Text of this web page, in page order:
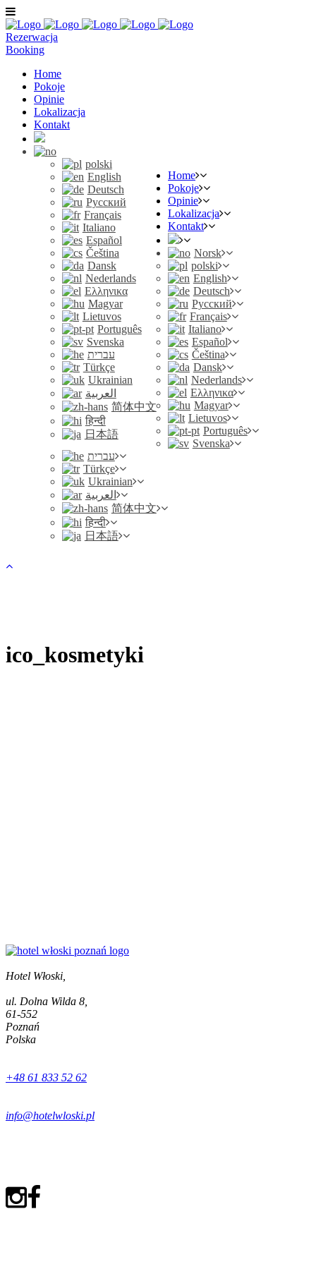
Rezerwacja
Booking
Home
Pokoje
Opinie
Lokalizacja
Kontakt
polski
English
Deutsch
Русский
Français
Italiano
Español
Čeština
Dansk
Nederlands
Ελληνικα
Magyar
Lietuvos
Português
Svenska
עברית
Türkçe
Ukrainian
العربية
简体中文
हिन्दी
日本語
Home
Pokoje
Opinie
Lokalizacja
Kontakt
Norsk
polski
English
Deutsch
Русский
Français
Italiano
Español
Čeština
Dansk
Nederlands
Ελληνικα
Magyar
Lietuvos
Português
Svenska
עברית
Türkçe
Ukrainian
العربية
简体中文
हिन्दी
日本語
ico_kosmetyki
Hotel Włoski,
ul. Dolna Wilda 8,
61-552
Poznań
Polska
+48 61 833 52 62
info@hotelwloski.pl